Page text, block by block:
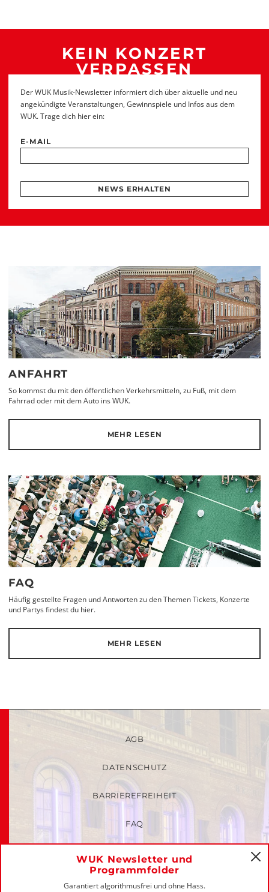
KEIN KONZERT
VERPASSEN
Der WUK Musik-Newsletter informiert dich über aktuelle und neu
angekündigte Veranstaltungen, Gewinnspiele und Infos aus dem
WUK. Trage dich hier ein:
E-MAIL
NEWS ERHALTEN
ANFAHRT
So kommst du mit den öffentlichen Verkehrsmitteln, zu Fuß, mit dem
Fahrrad oder mit dem Auto ins WUK.
MEHR LESEN
FAQ
Häufig gestellte Fragen und Antworten zu den Themen Tickets, Konzerte
und Partys findest du hier.
MEHR LESEN
WUK Newsletter und
Programmfolder
Garantiert algorithmusfrei und ohne Hass.
AGB
DATENSCHUTZ
BARRIEREFREIHEIT
FAQ